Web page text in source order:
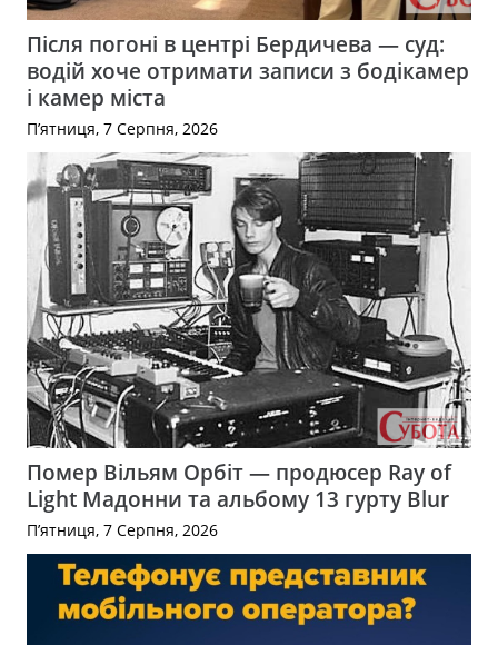
Після погоні в центрі Бердичева — суд:
водій хоче отримати записи з бодікамер
і камер міста
П’ятниця, 7 Серпня, 2026
Помер Вільям Орбіт — продюсер Ray of
Light Мадонни та альбому 13 гурту Blur
П’ятниця, 7 Серпня, 2026